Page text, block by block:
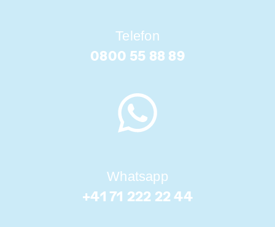
Telefon
0800 55 88 89
Whatsapp
+41 71 222 22 44